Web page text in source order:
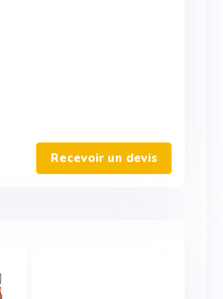
Recevoir un devis